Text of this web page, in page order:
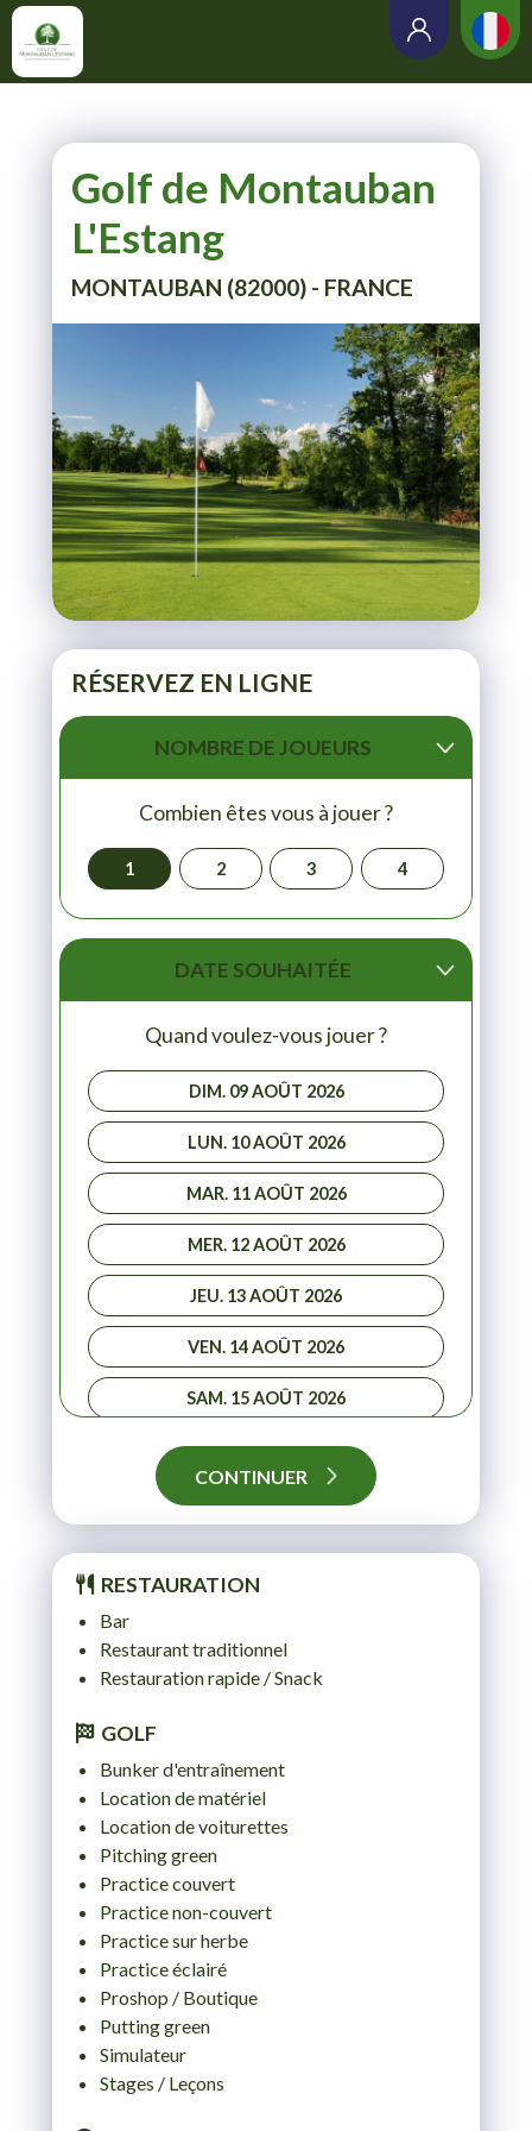
Golf de Montauban
L'Estang
MONTAUBAN (82000) - FRANCE
RÉSERVEZ EN LIGNE
NOMBRE DE JOUEURS
Combien êtes vous à jouer ?
1 2 3 4
DATE SOUHAITÉE
Quand voulez-vous jouer ?
DIM. 09 AOÛT 2026
LUN. 10 AOÛT 2026
MAR. 11 AOÛT 2026
MER. 12 AOÛT 2026
JEU. 13 AOÛT 2026
VEN. 14 AOÛT 2026
SAM. 15 AOÛT 2026
DIM. 16 AOÛT 2026
MAR. 18 AOÛT 2026
JEU. 20 AOÛT 2026
DIM. 23 AOÛT 2026
LUN. 24 AOÛT 2026
MAR. 25 AOÛT 2026
MER. 26 AOÛT 2026
JEU. 27 AOÛT 2026
CONTINUER
RESTAURATION
Bar
Restaurant traditionnel
Restauration rapide / Snack
GOLF
Bunker d'entraînement
Location de matériel
Location de voiturettes
Pitching green
Practice couvert
Practice non-couvert
Practice sur herbe
Practice éclairé
Proshop / Boutique
Putting green
Simulateur
Stages / Leçons